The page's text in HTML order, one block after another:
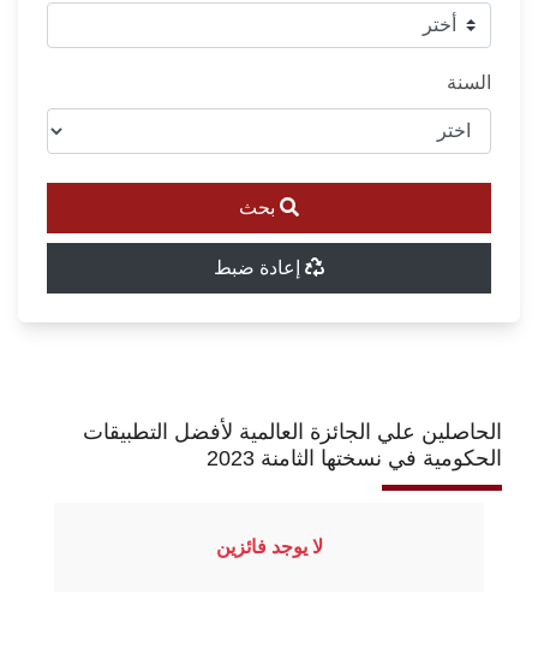
السنة
بحث
إعادة ضبط
الحاصلين علي الجائزة العالمية لأفضل التطبيقات
الحكومية في نسختها الثامنة 2023
لا يوجد فائزين